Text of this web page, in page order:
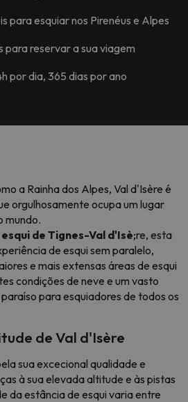
para esquiar nos Pirenéus e Alpes
para reservar a sua viagem
por dia, 365 dias por ano
a Rainha dos Alpes, Val d'Isère é
orgulhosamente ocupa um lugar
mundo.
de Tignes-Val d'Isè;re, esta
de esqui sem paralelo,
e mais extensas áreas de esqui
condições de neve e um vasto
para esquiadores de todos os
de Val d'Isère
sua excecional qualidade e
à sua elevada altitude e às pistas
da estância de esqui varia entre